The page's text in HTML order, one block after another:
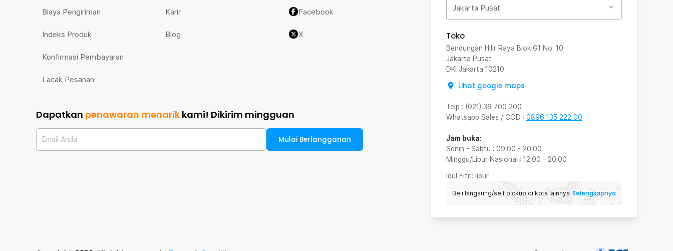
Jakarta Pusat
Toko
Bendungan Hilir Raya Blok G1 No. 10
Jakarta Pusat
DKI Jakarta 10210
Lihat google maps
Telp : (021) 39 700 200
Whatsapp Sales / COD : 0896 135 222 00
Jam buka:
Senin - Sabtu : 09:00 - 20:00
Minggu/Libur Nasional : 12:00 - 20:00
Idul Fitri: libur
Beli langsung/self pickup di kota lainnya Selengkapnya
Biaya Pengiriman
Indeks Produk
Konfirmasi Pembayaran
Lacak Pesanan
Karir
Blog
Facebook
X
Dapatkan penawaran menarik kami! Dikirim mingguan
Email Anda Mulai Berlangganan